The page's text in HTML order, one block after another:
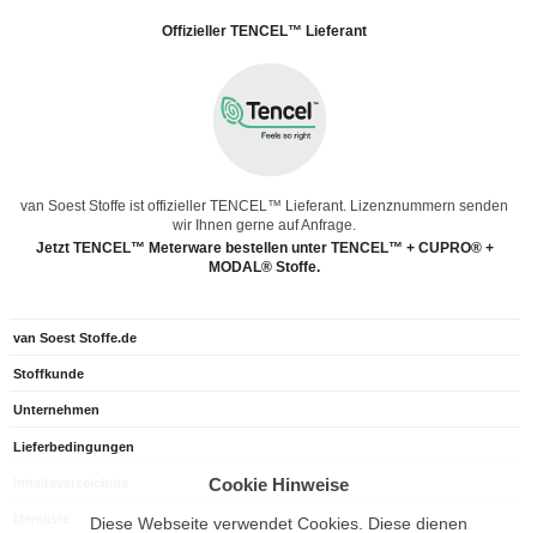
Offizieller TENCEL™ Lieferant
van Soest Stoffe ist offizieller TENCEL™ Lieferant. Lizenznummern senden
wir Ihnen gerne auf Anfrage.
Jetzt TENCEL™ Meterware bestellen unter TENCEL™ + CUPRO® +
MODAL® Stoffe.
van Soest Stoffe.de
Stoffkunde
Unternehmen
Lieferbedingungen
Cookie Hinweise
Diese Webseite verwendet Cookies. Diese dienen